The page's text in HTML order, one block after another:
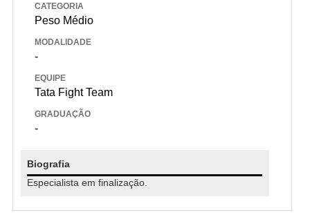
CATEGORIA
Peso Médio
MODALIDADE
-
EQUIPE
Tata Fight Team
GRADUAÇÃO
-
Biografia
Especialista em finalização.